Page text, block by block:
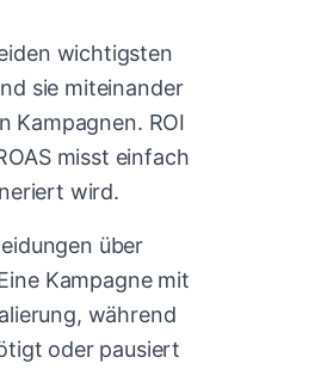
wichtigsten
sie miteinander
Kampagnen. ROI
misst einfach
wird.
über
Kampagne mit
während
oder pausiert